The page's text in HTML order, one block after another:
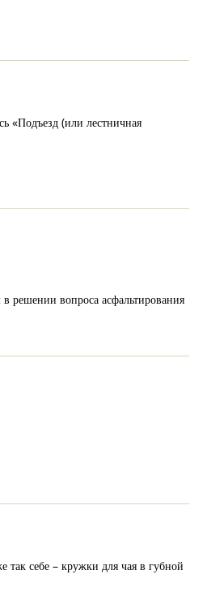
«Подъезд (или лестничная
решении вопроса асфальтирования
так себе – кружки для чая в губной